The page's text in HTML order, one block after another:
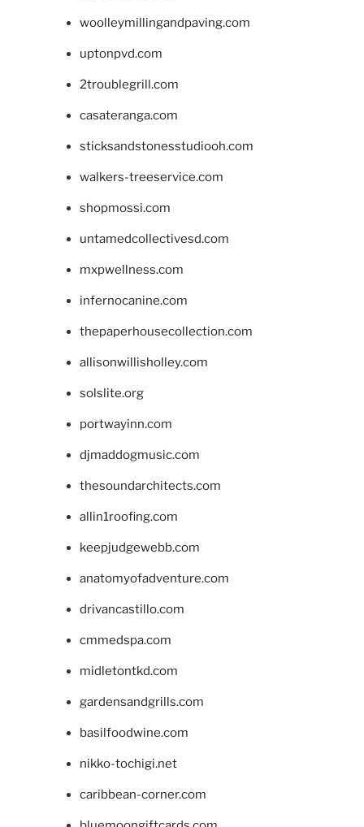
woolleymillingandpaving.com
uptonpvd.com
2troublegrill.com
casateranga.com
sticksandstonesstudiooh.com
walkers-treeservice.com
shopmossi.com
untamedcollectivesd.com
mxpwellness.com
infernocanine.com
thepaperhousecollection.com
allisonwillisholley.com
solslite.org
portwayinn.com
djmaddogmusic.com
thesoundarchitects.com
allin1roofing.com
keepjudgewebb.com
anatomyofadventure.com
drivancastillo.com
cmmedspa.com
midletontkd.com
gardensandgrills.com
basilfoodwine.com
nikko-tochigi.net
caribbean-corner.com